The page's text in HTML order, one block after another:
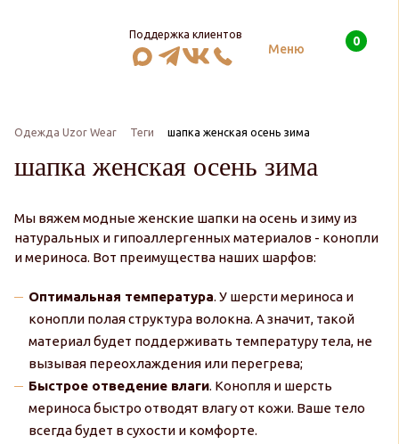
Поддержка клиентов
Меню
Поиск 0
Одежда Uzor Wear Теги шапка женская осень зима
шапка женская осень зима
Мы вяжем модные женские шапки на осень и зиму из
натуральных и гипоаллергенных материалов - конопли
и мериноса. Вот преимущества наших шарфов:
Оптимальная температура. У шерсти мериноса и
конопли полая структура волокна. А значит, такой
материал будет поддерживать температуру тела, не
вызывая переохлаждения или перегрева;
Быстрое отведение влаги. Конопля и шерсть
мериноса быстро отводят влагу от кожи. Ваше тело
всегда будет в сухости и комфорте.